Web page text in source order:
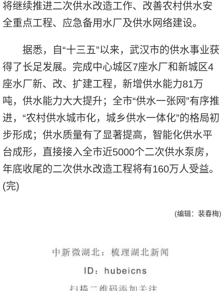
将继续推进二次供水改造工作、改善农村供水安
全重点工程、应急备用水厂及供水网络建设。
据悉，自“十三五”以来，武汉市的供水事业获
得了长足发展。完成中心城区7座水厂和新城区4
座水厂新、改、扩建工程，新增供水能力81万
吨，供水能力大大提升；全市“供水一张网”有序推
进，“农村供水城市化，城乡供水一体化”的格局初
步形成；供水质量有了显著提高，智能化供水平
台成形，直接接入全市近5000个二次供水泵房，
年底收尾的二次供水改造工程将有160万人受益。
(完)
(编辑：裴春梅)